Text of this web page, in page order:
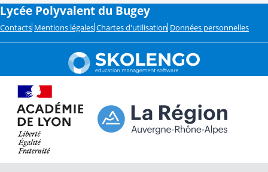
Lycée Polyvalent du Bugey
Contacts Mentions légales Chartes d'utilisation Données personnelles